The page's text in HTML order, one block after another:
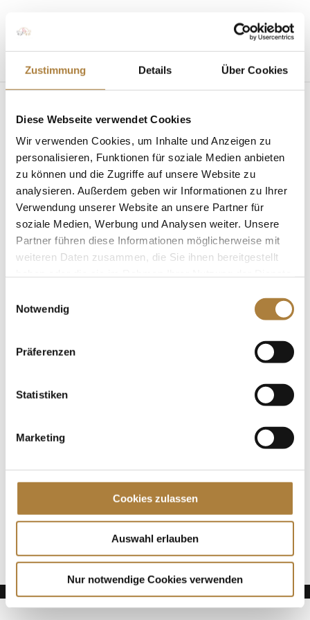
Zustimmung Details Über Cookies
Diese Webseite verwendet Cookies
Wir verwenden Cookies, um Inhalte und Anzeigen zu
personalisieren, Funktionen für soziale Medien anbieten
zu können und die Zugriffe auf unsere Website zu
analysieren. Außerdem geben wir Informationen zu Ihrer
Verwendung unserer Website an unsere Partner für
soziale Medien, Werbung und Analysen weiter. Unsere
Partner führen diese Informationen möglicherweise mit
weiteren Daten zusammen, die Sie ihnen bereitgestellt
Notwendig
Präferenzen
Statistiken
Marketing
Cookies zulassen
Auswahl erlauben
Nur notwendige Cookies verwenden
Seite wählen
Bundestrainertag 2019: Cheftrainer Otto
Becker in Gahlen
von Inga Schmidt | 22. Dezember 2019
Bundestrainertag
News
Bundestrainer Springen begeistert vom Engagement
des Vereins Gahlen. Ein Tag, sechs Disziplinen, alle
Bundestrainer – das war der Bundestrainertag 2019,
präsentiert von der Stiftung Deutscher
Spenden
Aktuelle News
Weltmeister
100. Geburtstag von HGW: Warendorf erinnert an
eine Legende des Pferdesports
Goldenes Reitabzeichen für Carolina Miesner